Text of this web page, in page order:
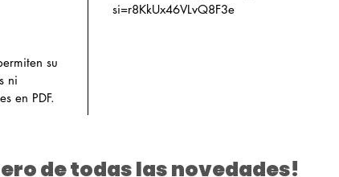
su
ni
en PDF.
si=r8KkUx46VLvQ8F3e
de todas las novedades!